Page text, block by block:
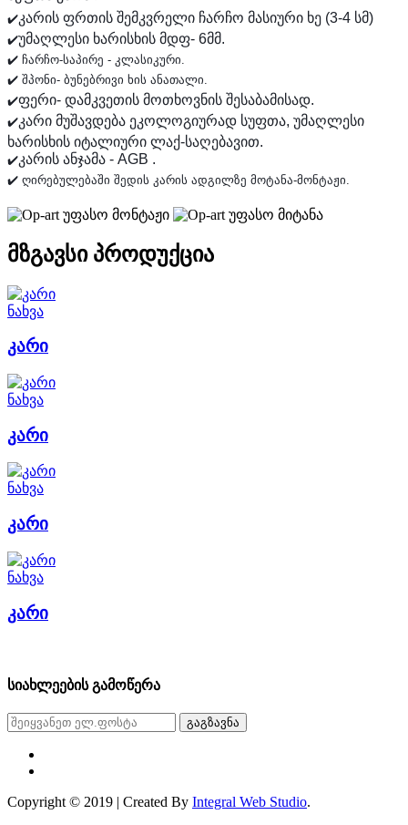
✔️კარის ფრთის შემკვრელი ჩარჩო მასიური ხე (3-4 სმ)
✔️უმაღლესი ხარისხის მდფ- 6მმ.
✔️ შპონი- ბუნებრივი ხის ანათალი.
✔️ფერი- დამკვეთის მოთხოვნის შესაბამისად.
✔️კარი მუშავდება ეკოლოგიურად სუფთა, უმაღლესი
ხარისხის იტალიური ლაქ-საღებავით.
✔️კარის ანჯამა - AGB .
✔️ ღირებულებაში შედის კარის ადგილზე მოტანა-მონტაჟი.
უფასო მონტაჟი უფასო მიტანა
მზგავსი პროდუქცია
ნახვა
კარი
ნახვა
კარი
ნახვა
კარი
ნახვა
კარი
სიახლეების გამოწერა
გაგზავნა
Copyright © 2019 | Created By Integral Web Studio.